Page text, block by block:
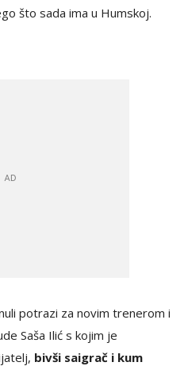
što sada ima u Humskoj.
potrazi za novim trenerom i
Saša Ilić s kojim je
bivši saigrač i kum